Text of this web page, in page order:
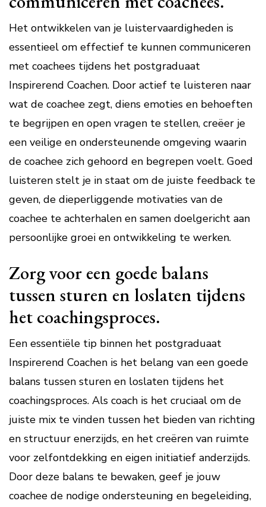
Het ontwikkelen van je luistervaardigheden is
essentieel om effectief te kunnen communiceren
met coachees tijdens het postgraduaat
Inspirerend Coachen. Door actief te luisteren naar
wat de coachee zegt, diens emoties en behoeften
te begrijpen en open vragen te stellen, creëer je
een veilige en ondersteunende omgeving waarin
de coachee zich gehoord en begrepen voelt. Goed
luisteren stelt je in staat om de juiste feedback te
geven, de dieperliggende motivaties van de
coachee te achterhalen en samen doelgericht aan
persoonlijke groei en ontwikkeling te werken.
Zorg voor een goede balans
tussen sturen en loslaten tijdens
het coachingsproces.
Een essentiële tip binnen het postgraduaat
Inspirerend Coachen is het belang van een goede
balans tussen sturen en loslaten tijdens het
coachingsproces. Als coach is het cruciaal om de
juiste mix te vinden tussen het bieden van richting
en structuur enerzijds, en het creëren van ruimte
voor zelfontdekking en eigen initiatief anderzijds.
Door deze balans te bewaken, geef je jouw
coachee de nodige ondersteuning en begeleiding,